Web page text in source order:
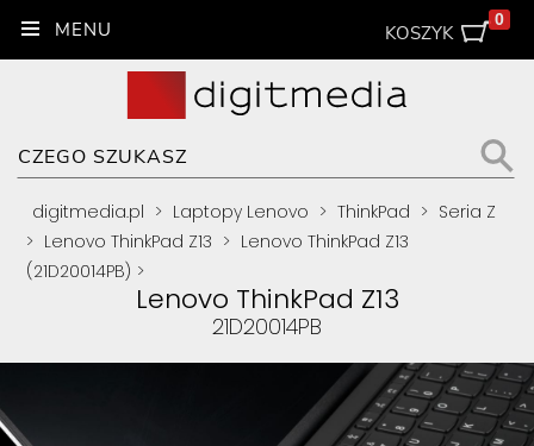
KOSZYK
0
digitmedia.pl > Laptopy Lenovo > ThinkPad > Seria Z
> Lenovo ThinkPad Z13 > Lenovo ThinkPad Z13
(21D20014PB) >
Lenovo ThinkPad Z13
21D20014PB